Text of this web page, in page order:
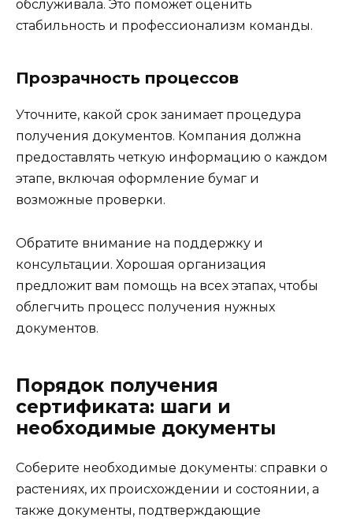
обслуживала. Это поможет оценить
стабильность и профессионализм команды.
Прозрачность процессов
Уточните, какой срок занимает процедура
получения документов. Компания должна
предоставлять четкую информацию о каждом
этапе, включая оформление бумаг и
возможные проверки.
Обратите внимание на поддержку и
консультации. Хорошая организация
предложит вам помощь на всех этапах, чтобы
облегчить процесс получения нужных
документов.
Порядок получения
сертификата: шаги и
необходимые документы
Соберите необходимые документы: справки о
растениях, их происхождении и состоянии, а
также документы, подтверждающие